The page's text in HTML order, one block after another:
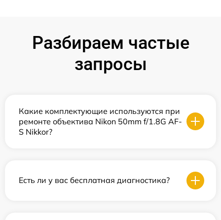
Разбираем частые
запросы
Какие комплектующие используются при
ремонте объектива Nikon 50mm f/1.8G AF-
S Nikkor?
Есть ли у вас бесплатная диагностика?